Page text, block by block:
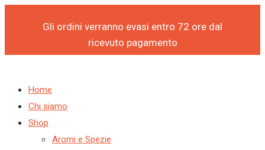
Gli ordini verranno evasi entro 72 ore dal
ricevuto pagamento
Vai
Home
Chi siamo
Shop
Aromi e Spezie
Products
Products